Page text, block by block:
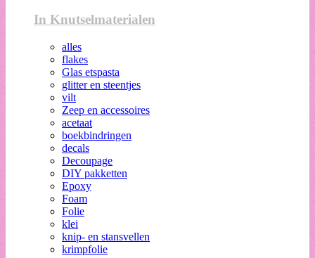
In Knutselmaterialen
alles
flakes
Glas etspasta
glitter en steentjes
vilt
Zeep en accessoires
acetaat
boekbindringen
decals
Decoupage
DIY pakketten
Epoxy
Foam
Folie
klei
knip- en stansvellen
krimpfolie